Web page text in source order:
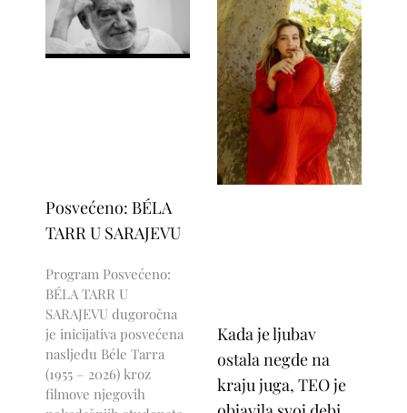
Posvećeno: BÉLA
TARR U SARAJEVU
Program Posvećeno:
BÉLA TARR U
SARAJEVU dugoročna
je inicijativa posvećena
nasljeđu Béle Tarra
(1955 – 2026) kroz
filmove njegovih
Kada je ljubav
ostala negde na
kraju juga, TEO je